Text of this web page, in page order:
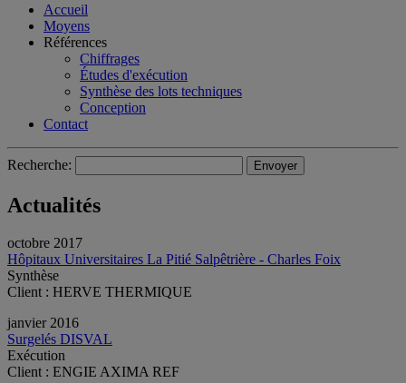
Accueil
Moyens
Références
Chiffrages
Études d'exécution
Synthèse des lots techniques
Conception
Contact
Recherche:
Actualités
octobre 2017
Hôpitaux Universitaires La Pitié Salpêtrière - Charles Foix
Synthèse
Client : HERVE THERMIQUE
janvier 2016
Surgelés DISVAL
Exécution
Client : ENGIE AXIMA REF